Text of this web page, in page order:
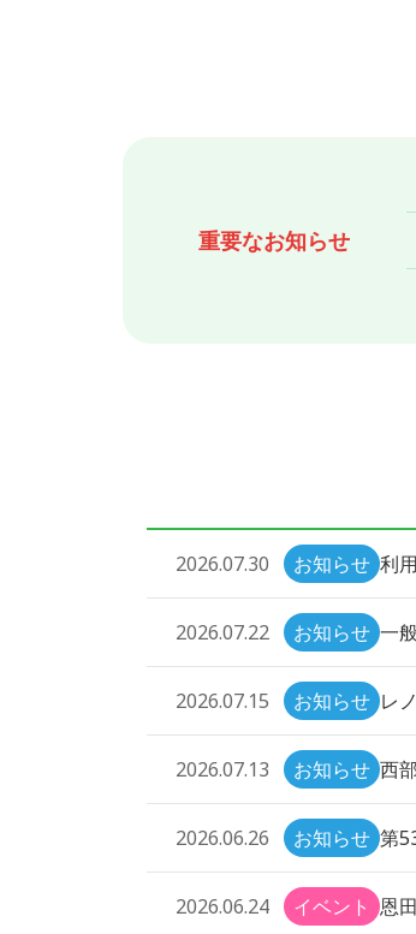
重要なお知らせ
2026.07.30 お知らせ 利
2026.07.22 お知らせ 一
2026.07.15 お知らせ レ
2026.07.13 お知らせ 西
2026.06.26 お知らせ 第
2026.06.24 イベント 恩